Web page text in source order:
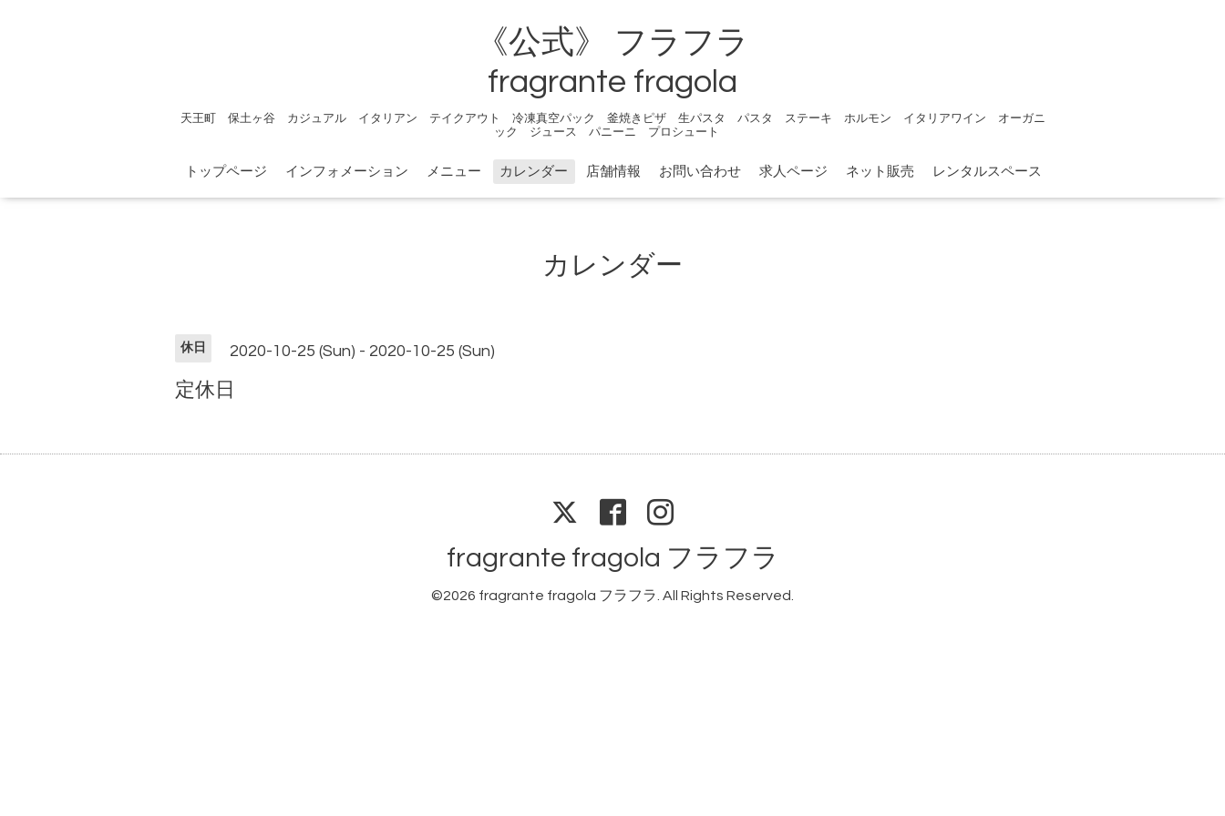
《公式》 フラフラ
fragrante fragola
天王町 保土ヶ谷 カジュアル イタリアン テイクアウト 冷凍真空パック 釜焼きピザ 生パスタ パスタ ステーキ ホルモン イタリアワイン オーガニ
ック ジュース パニーニ プロシュート
トップページ インフォメーション メニュー カレンダー 店舗情報 お問い合わせ 求人ページ ネット販売 レンタルスペース
カレンダー
休日 2020-10-25 (Sun) - 2020-10-25 (Sun)
定休日
fragrante fragola フラフラ
©2026 fragrante fragola フラフラ . All Rights Reserved.